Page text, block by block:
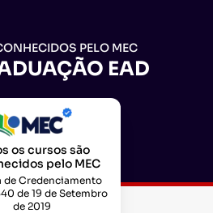
PELO MEC
EAD
os cursos são
pelo MEC
de Credenciamento
de 19 de Setembro
de 2019